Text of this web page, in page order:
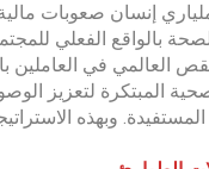
إنسان صعوبات مالية
بالواقع الفعلي
المبتكرة لتعزيز
وبهذه